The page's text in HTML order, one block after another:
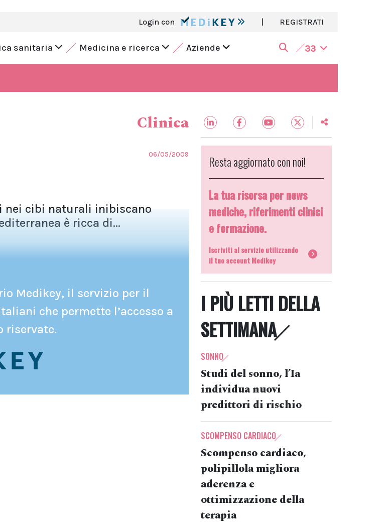
Login con | REGISTRATI
sanitaria Medicina e ricerca Aziende 33
Clinica
06/05/2009
nei cibi naturali inibiscano
è ricca di...
Medikey, il servizio per il
che permette l’accesso a
riservate.
Resta aggiornato con noi!
La tua risorsa per news
mediche, riferimenti clinici
e formazione.
Iscriviti al servizio utilizzando
il tuo account Medikey
I PIÙ LETTI DELLA
SETTIMANA
SONNO
Studi del sonno, l’Ia
individua nuovi
predittori di rischio
SCOMPENSO CARDIACO
Scompenso cardiaco,
polipillola migliora
aderenza e
ottimizzazione della
terapia